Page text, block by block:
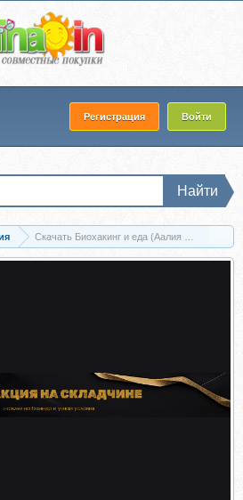
Регистрация Войти
Найти
Скачать Биохакинг и еда (Аалия Маджид)